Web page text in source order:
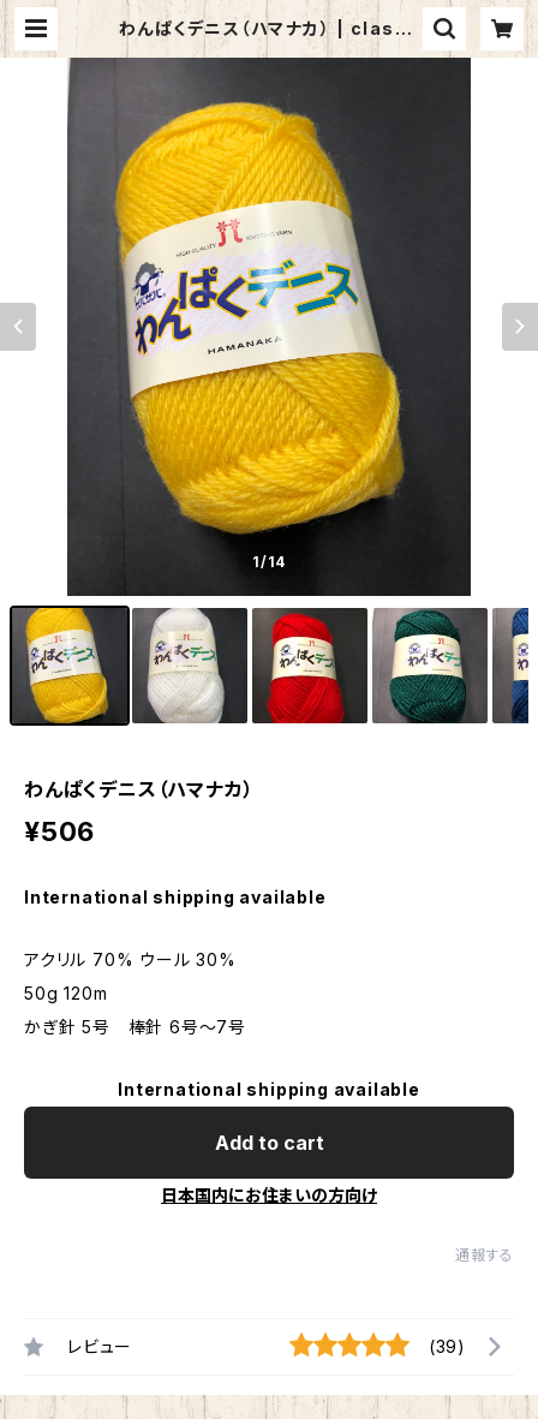
わんぱくデニス（ハマナカ） | classe
daikanyama (クラッセ代官山）
1/14
わんぱくデニス（ハマナカ）
¥506
International shipping available
アクリル 70% ウール 30%
50g 120m
かぎ針 5号 棒針 6号〜7号
International shipping available
Add to cart
日本国内にお住まいの方向け
通報する
レビュー (39)